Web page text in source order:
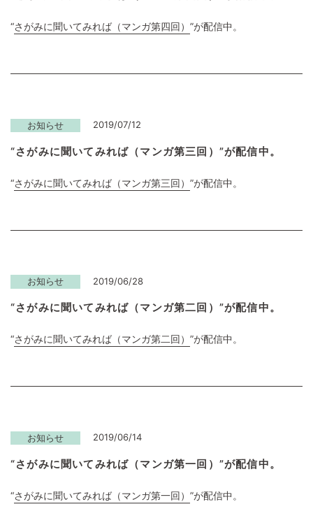
“さがみに聞いてみれば（マンガ第四回） ”が配信中。
お知らせ 2019/07/12
“さがみに聞いてみれば（マンガ第三回）”が配信中。
“さがみに聞いてみれば（マンガ第三回） ”が配信中。
お知らせ 2019/06/28
“さがみに聞いてみれば（マンガ第二回）”が配信中。
“さがみに聞いてみれば（マンガ第二回） ”が配信中。
お知らせ 2019/06/14
“さがみに聞いてみれば（マンガ第一回）”が配信中。
“さがみに聞いてみれば（マンガ第一回） ”が配信中。